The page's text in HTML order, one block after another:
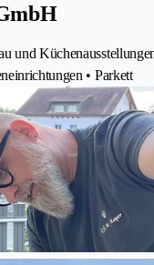
und
• Parkett